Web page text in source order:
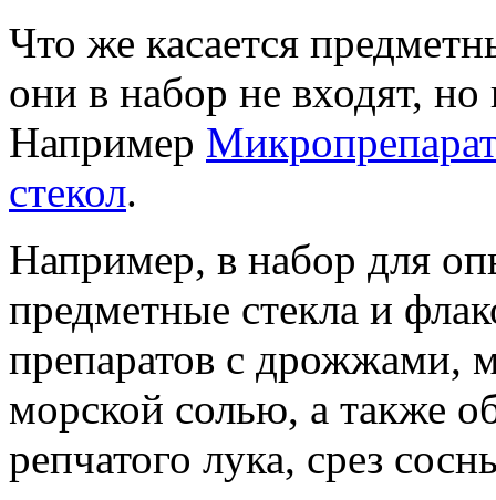
Что же касается
они в набор не входят,
Например
стекол.
Например, в набор для
предметные стекла и
препаратов с дрожжами,
морской солью, а также
репчатого лука, срез